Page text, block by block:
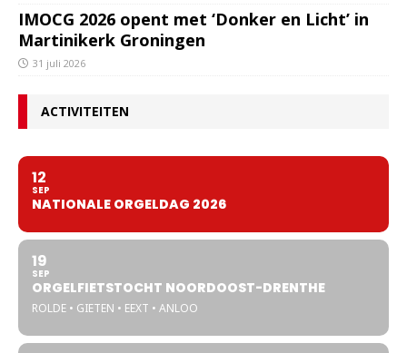
IMOCG 2026 opent met ‘Donker en Licht’ in
Martinikerk Groningen
31 juli 2026
ACTIVITEITEN
12
SEP
NATIONALE ORGELDAG 2026
19
SEP
ORGELFIETSTOCHT NOORDOOST-DRENTHE
ROLDE • GIETEN • EEXT • ANLOO